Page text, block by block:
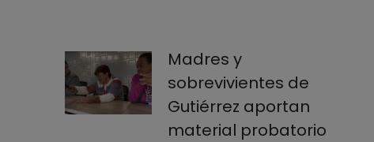
Madres y
sobrevivientes de
Gutiérrez aportan
material probatorio